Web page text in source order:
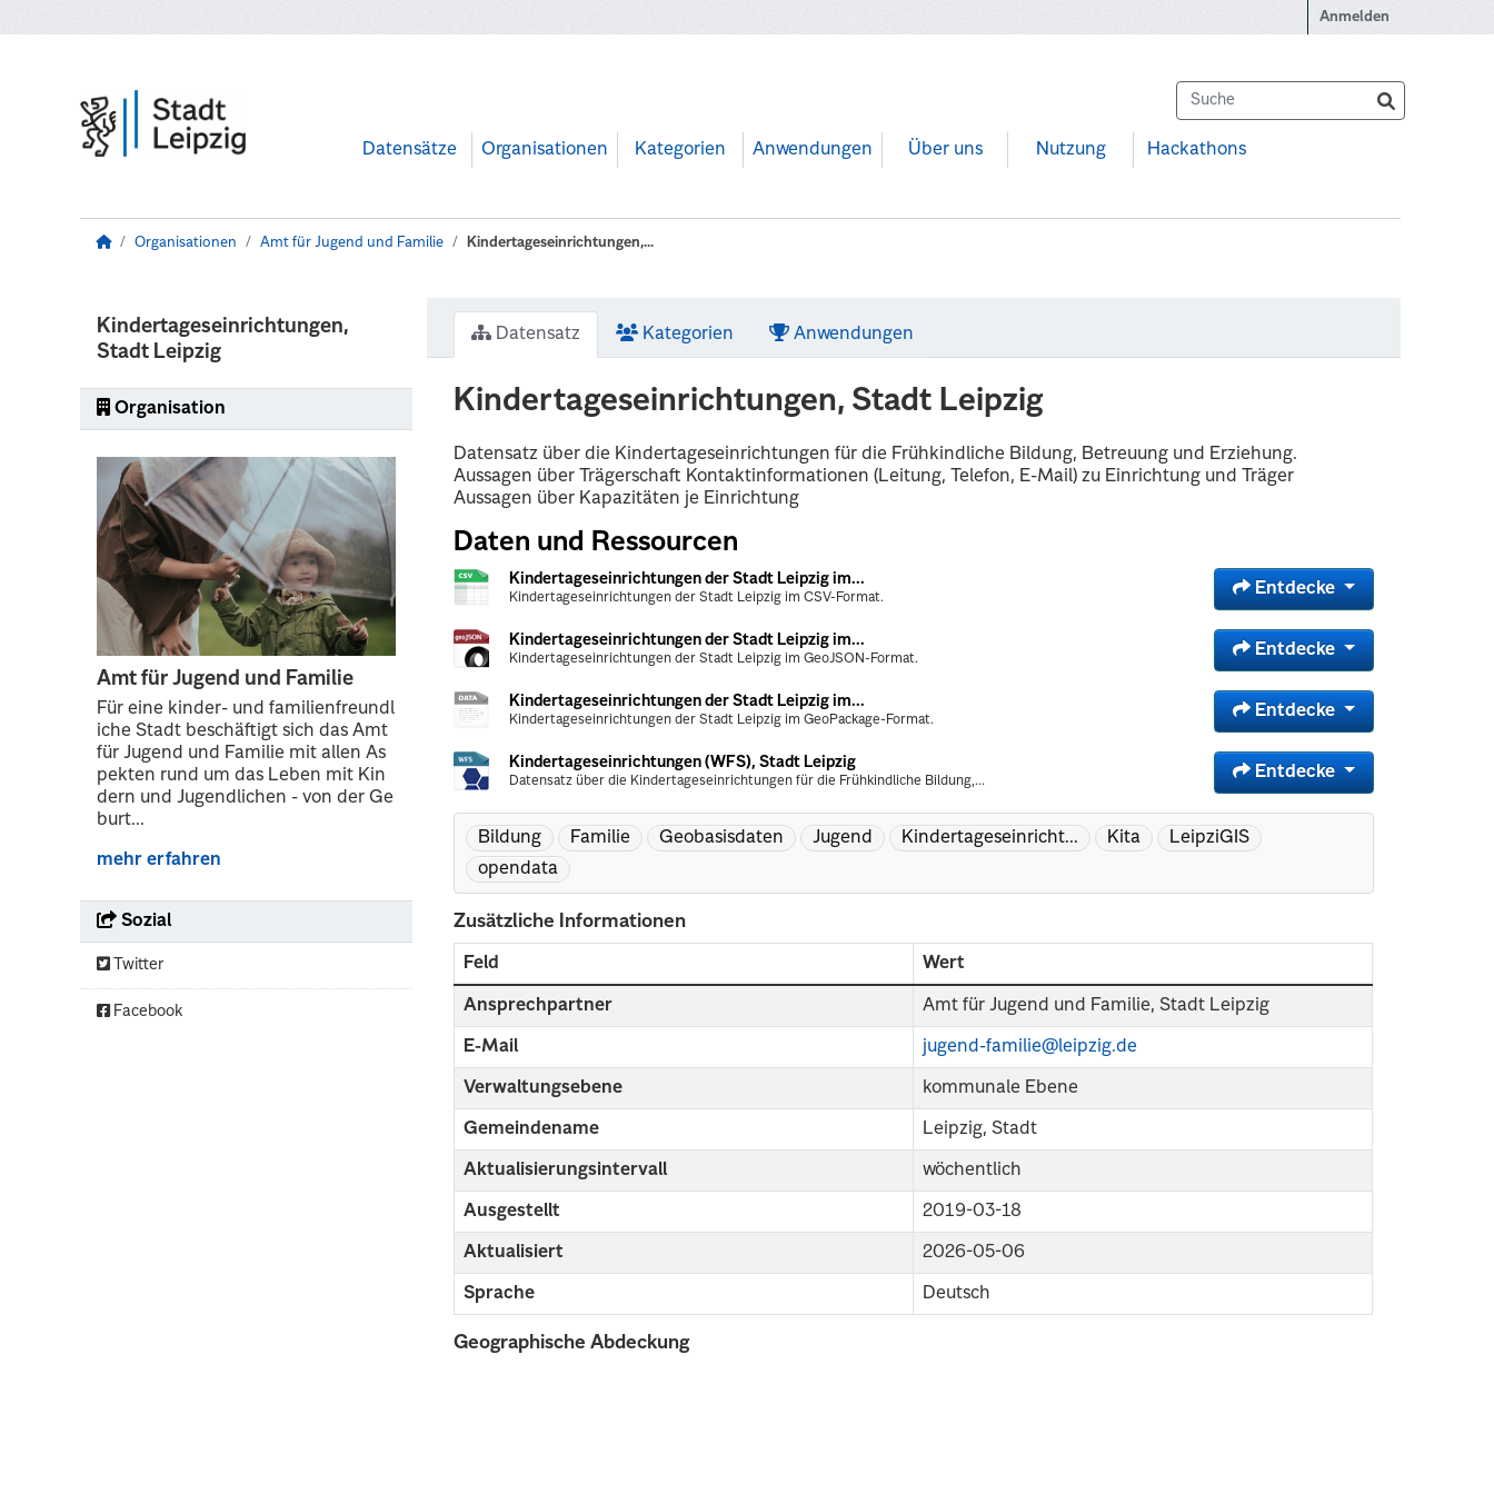
Anmelden
Datensätze Organisationen Kategorien Anwendungen Über uns Nutzung Hackathons
Organisationen Amt für Jugend und Familie Kindertageseinrichtungen,...
Kindertageseinrichtungen,
Stadt Leipzig
Organisation
Amt für Jugend und Familie
Für eine kinder- und familienfreundl
iche Stadt beschäftigt sich das Amt
für Jugend und Familie mit allen As
pekten rund um das Leben mit Kin
dern und Jugendlichen - von der Ge
burt...
mehr erfahren
Sozial
Twitter
Facebook
Datensatz Kategorien Anwendungen
Kindertageseinrichtungen, Stadt Leipzig
Datensatz über die Kindertageseinrichtungen für die Frühkindliche Bildung, Betreuung und Erziehung.
Aussagen über Trägerschaft Kontaktinformationen (Leitung, Telefon, E-Mail) zu Einrichtung und Träger
Aussagen über Kapazitäten je Einrichtung
Daten und Ressourcen
Kindertageseinrichtungen der Stadt Leipzig im...
Kindertageseinrichtungen der Stadt Leipzig im CSV-Format. Entdecke
Kindertageseinrichtungen der Stadt Leipzig im...
Kindertageseinrichtungen der Stadt Leipzig im GeoJSON-Format. Entdecke
Kindertageseinrichtungen der Stadt Leipzig im...
Kindertageseinrichtungen der Stadt Leipzig im GeoPackage-Format. Entdecke
Kindertageseinrichtungen (WFS), Stadt Leipzig
Datensatz über die Kindertageseinrichtungen für die Frühkindliche Bildung,... Entdecke
Bildung Familie Geobasisdaten Jugend Kindertageseinricht... Kita
LeipziGIS
opendata
Zusätzliche Informationen
Feld Wert
Ansprechpartner Amt für Jugend und Familie, Stadt Leipzig
E-Mail jugend-familie@leipzig.de
Verwaltungsebene kommunale Ebene
Gemeindename Leipzig, Stadt
Aktualisierungsintervall wöchentlich
Ausgestellt 2019-03-18
Aktualisiert 2026-05-06
Sprache Deutsch
Geographische Abdeckung